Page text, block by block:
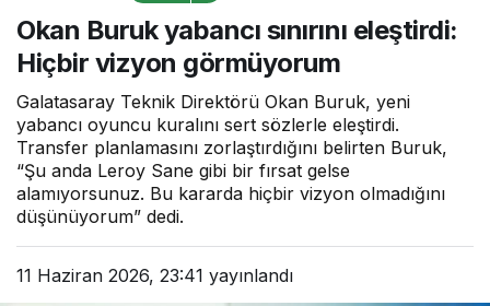
görmüyorum
Okan Buruk yabancı sınırını eleştirdi:
Hiçbir vizyon görmüyorum
Galatasaray Teknik Direktörü Okan Buruk, yeni
yabancı oyuncu kuralını sert sözlerle eleştirdi.
Transfer planlamasını zorlaştırdığını belirten Buruk,
“Şu anda Leroy Sane gibi bir fırsat gelse
alamıyorsunuz. Bu kararda hiçbir vizyon olmadığını
düşünüyorum” dedi.
11 Haziran 2026, 23:41 yayınlandı